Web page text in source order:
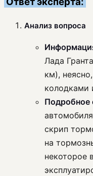
Анализ вопроса
Лада
км),
колодками
Подробное
скрип
на
некоторое